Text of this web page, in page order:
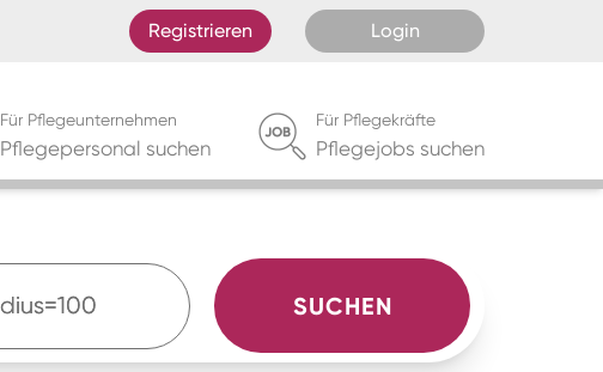
Registrieren Login
Für Pflegeunternehmen
Pflegepersonal suchen
Für Pflegekräfte
Pflegejobs suchen
SUCHEN